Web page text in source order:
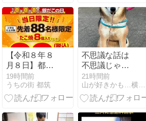
た？
【令和８年８
月８日】都筑
区センター北
のモザイクモ
ールの銀だこ
日 たこ焼き８
19時間前
うちの街 都筑
不思議な話は
不思議じゃな
いかも☆ 声を
聴くにはお早
めに🎵 犬語も
語！？
21時間前
山が好きかも…横浜スイートハッピー